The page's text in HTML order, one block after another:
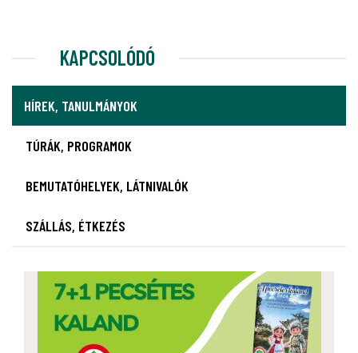
KAPCSOLÓDÓ
HÍREK, TANULMÁNYOK
TÚRÁK, PROGRAMOK
BEMUTATÓHELYEK, LÁTNIVALÓK
SZÁLLÁS, ÉTKEZÉS